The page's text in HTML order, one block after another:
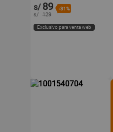
s/ 89 -31%
s/ 129
Exclusivo para venta web